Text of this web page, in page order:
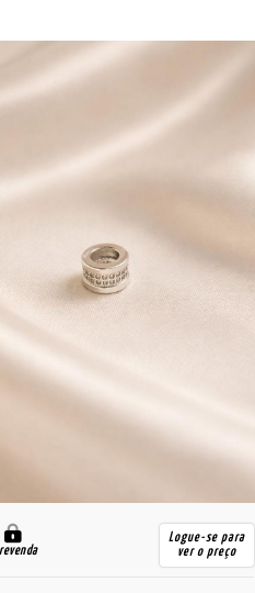
Logue-se para
ver o preço